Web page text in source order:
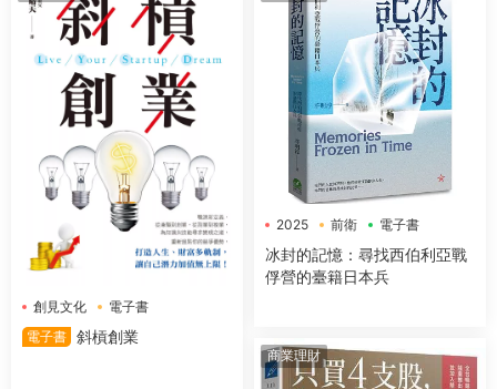
創見文化
電子書
電子書 斜槓創業
2025 前衛 電子書
冰封的記憶：尋找西伯利亞戰
俘營的臺籍日本兵
商業理財